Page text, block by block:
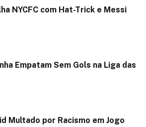
NYCFC com Hat-Trick e Messi
Empatam Sem Gols na Liga das
Multado por Racismo em Jogo